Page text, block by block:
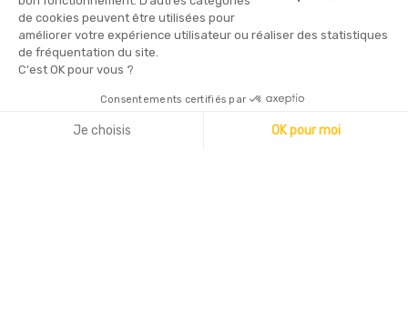
Copyright © 2026 - Sécurama
de cookies peuvent être utilisées pour
améliorer votre expérience utilisateur ou réaliser des statistiques
de fréquentation du site.
C'est OK pour vous ?
Consentements certifiés par
Je choisis OK pour moi